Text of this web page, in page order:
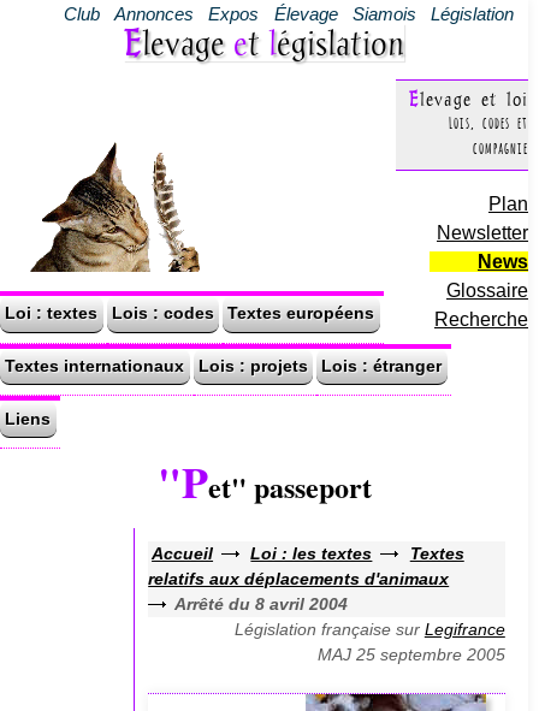
Club Annonces Expos Élevage Siamois Législation
Elevage et législation
Elevage et loi
Lois, codes et
compagnie
Plan
Newsletter
News
Glossaire
Recherche
Loi : textes Lois : codes Textes européens
Textes internationaux Lois : projets Lois : étranger
Liens
"Pet" passeport
Accueil Loi : les textes
Textes
relatifs aux déplacements d'animaux
Arrêté du 8 avril 2004
Législation française sur Legifrance
MAJ 25 septembre 2005